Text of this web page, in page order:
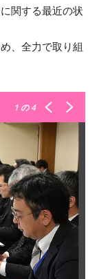
関する最近の状
、全力で取り組
1 の 4